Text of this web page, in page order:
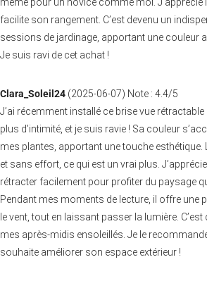
facilite son rangement. C’est devenu un
sessions de jardinage, apportant une couleur
Je suis ravi de cet achat !
Clara_Soleil24 (2025-06-07) Note : 4.4/5
J’ai récemment installé ce brise vue
plus d’intimité, et je suis ravie ! Sa couleur
mes plantes, apportant une touche esthétique.
et sans effort, ce qui est un vrai plus.
rétracter facilement pour profiter du paysage
Pendant mes moments de lecture, il offre une
le vent, tout en laissant passer la lumière.
mes après-midis ensoleillés. Je le
souhaite améliorer son espace extérieur !